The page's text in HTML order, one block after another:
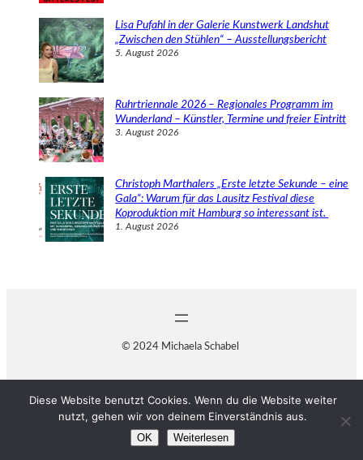
Lisa Pufahl in der Galerie Kunstwerk Landshut
„Zwischen den Stühlen“ – Ausstellungsbericht
5. August 2026
Ruhrtriennale 2026 – Regionales Programm im
Wunderland – Künstler, Termine und freier Eintritt
3. August 2026
Christoph Marthalers „Erste letzte Sekunde – eine
Gala“: Warum für das Lausitz Festival diese
Koproduktion mit Hamburg so interessant ist.
1. August 2026
© 2024 Michaela Schabel
Diese Website benutzt Cookies. Wenn du die Website weiter
nutzt, gehen wir von deinem Einverständnis aus.
OK Weiterlesen